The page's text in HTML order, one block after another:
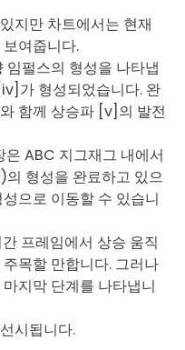
지만 차트에서는 현재
여줍니다.
임펄스의 형성을 나타냅
가 형성되었습니다. 완
함께 상승파 [v]의 발전
ABC 지그재그 내에서
형성을 완료하고 있으
으로 이동할 수 있습니
프레임에서 상승 움직
목할 만합니다. 그러나
지막 단계를 나타냅니
시됩니다.